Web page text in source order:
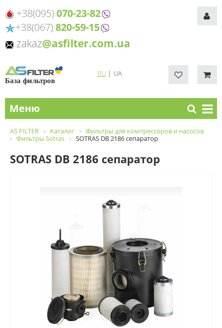
+38(095)070-23-82
+38(067)820-59-15
zakaz@asfilter.com.ua
База фильтров
RU| UA
Меню
AS FILTER Каталог
Фильтры для компрессоров и насосов
Фильтры Sotras
SOTRAS DB 2186 сепаратор
SOTRAS DB 2186 сепаратор